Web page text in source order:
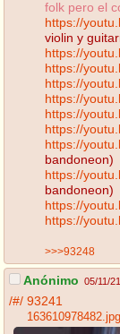
folk pero el
https://
violin y
https://
https://
https://
https://
https://
https://
https://
bandoneon)
https://
bandoneon)
https://
https://
>>>93248
Anónimo 05/11/
/#/ 93241
163610978482.jpg